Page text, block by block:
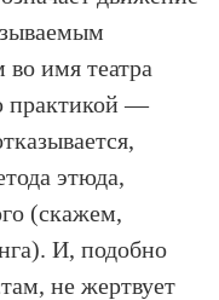
во имя театра
практикой —
этюда,
(скажем,
И, подобно
не жертвует